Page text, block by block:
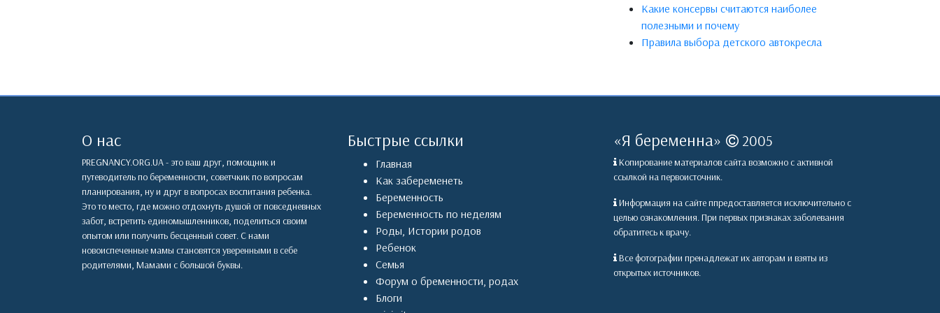
Какие консервы считаются наиболее
полезными и почему
Правила выбора детского автокресла
О нас
PREGNANCY.ORG.UA - это ваш друг, помощник и
путеводитель по беременности, советчкик по вопросам
планирования, ну и друг в вопросах воспитания ребенка.
Это то место, где можно отдохнуть душой от повседневных
забот, встретить единомышленников, поделиться своим
опытом или получить бесценный совет. С нами
новоиспеченные мамы становятся уверенными в себе
родителями, Мамами с большой буквы.
Быстрые ссылки
Главная
Как забеременеть
Беременность
Беременность по неделям
Роды, Истории родов
Ребенок
Семья
Форум о бременности, родах
Блоги
«Я беременна» 2005
Копирование материалов сайта возможно с активной
ссылкой на первоисточник.
Информация на сайте ппредоставляется исключительно с
целью ознакомления. При первых признаках заболевания
обратитесь к врачу.
Все фотографии пренадлежат их авторам и взяты из
открытых источников.